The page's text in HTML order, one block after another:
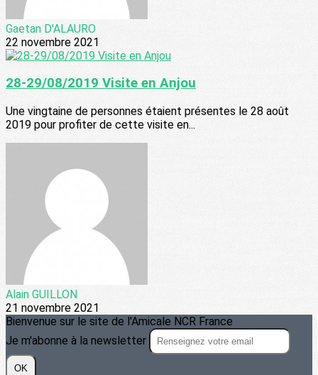
Gaetan D'ALAURO
22 novembre 2021
28-29/08/2019 Visite en Anjou
Une vingtaine de personnes étaient présentes le 28 août
2019 pour profiter de cette visite en...
Alain GUILLON
21 novembre 2021
Bienvenue sur le site de l'Amicale NCR France
Je m'abonne à la newsletter
OK